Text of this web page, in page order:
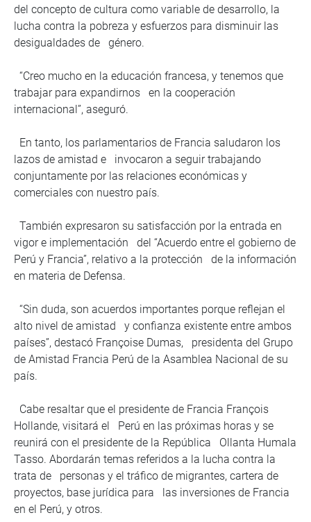
del concepto de cultura como variable de desarrollo, la
lucha contra la pobreza y esfuerzos para disminuir las
desigualdades de género.
“Creo mucho en la educación francesa, y tenemos que
trabajar para expandirnos en la cooperación
internacional”, aseguró.
En tanto, los parlamentarios de Francia saludaron los
lazos de amistad e invocaron a seguir trabajando
conjuntamente por las relaciones económicas y
comerciales con nuestro país.
También expresaron su satisfacción por la entrada en
vigor e implementación del “Acuerdo entre el gobierno de
Perú y Francia”, relativo a la protección de la información
en materia de Defensa.
“Sin duda, son acuerdos importantes porque reflejan el
alto nivel de amistad y confianza existente entre ambos
países”, destacó Françoise Dumas, presidenta del Grupo
de Amistad Francia Perú de la Asamblea Nacional de su
país.
Cabe resaltar que el presidente de Francia François
Hollande, visitará el Perú en las próximas horas y se
reunirá con el presidente de la República Ollanta Humala
Tasso. Abordarán temas referidos a la lucha contra la
trata de personas y el tráfico de migrantes, cartera de
proyectos, base jurídica para las inversiones de Francia
en el Perú, y otros.